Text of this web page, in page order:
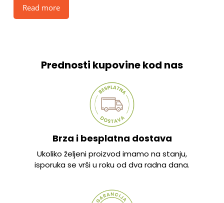
Read more
Prednosti kupovine kod nas
Brza i besplatna dostava
Ukoliko željeni proizvod imamo na stanju,
isporuka se vrši u roku od dva radna dana.